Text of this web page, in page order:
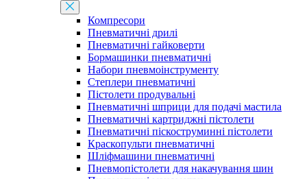
Компресори
Пневматичні дрилі
Пневматичні гайковерти
Бормашинки пневматичні
Набори пневмоінструменту
Степлери пневматичні
Пістолети продувальні
Пневматичні шприци для подачі мастила
Пневматичні картриджні пістолети
Пневматичні піскоструминні пістолети
Краскопульти пневматичні
Шліфмашини пневматичні
Пневмопістолети для накачування шин